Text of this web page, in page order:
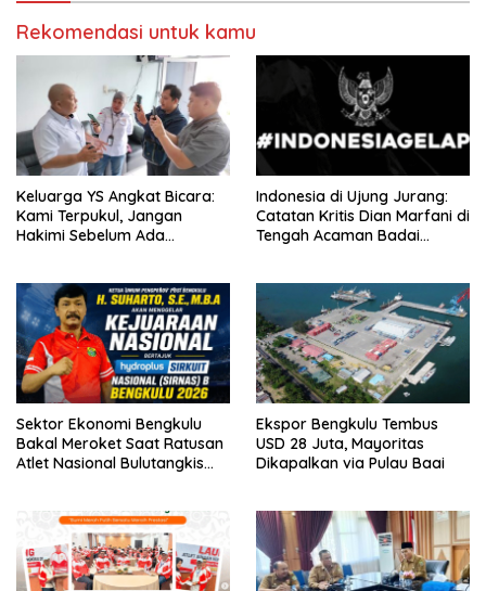
Rekomendasi untuk kamu
Keluarga YS Angkat Bicara:
Kami Terpukul, Jangan
Hakimi Sebelum Ada
Indonesia di Ujung Jurang:
Catatan Kritis Dian Marfani di
Tengah Acaman Badai
Sektor Ekonomi Bengkulu
Bakal Meroket Saat Ratusan
Atlet Nasional Bulutangkis
Ekspor Bengkulu Tembus
USD 28 Juta, Mayoritas
Dikapalkan via Pulau Baai